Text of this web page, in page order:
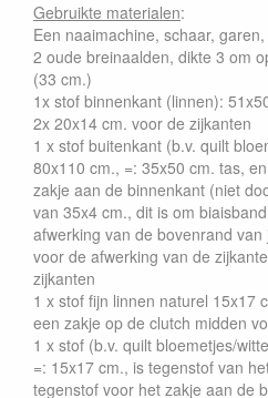
Gebruikte materialen:
Een naaimachine, schaar, garen,
2 oude breinaalden, dikte 3 om
(33 cm.)
1x stof binnenkant (linnen):
2x 20x14 cm. voor de zijkanten
1 x stof buitenkant (b.v. quilt
80x110 cm., =: 35x50 cm. tas,
zakje aan de binnenkant (niet
van 35x4 cm., dit is om
afwerking van de bovenrand
voor de afwerking van de
zijkanten
1 x stof fijn linnen naturel 15x17
een zakje op de clutch midden
1 x stof (b.v. quilt bloemetjes/
=: 15x17 cm., is tegenstof van
tegenstof voor het zakje aan de